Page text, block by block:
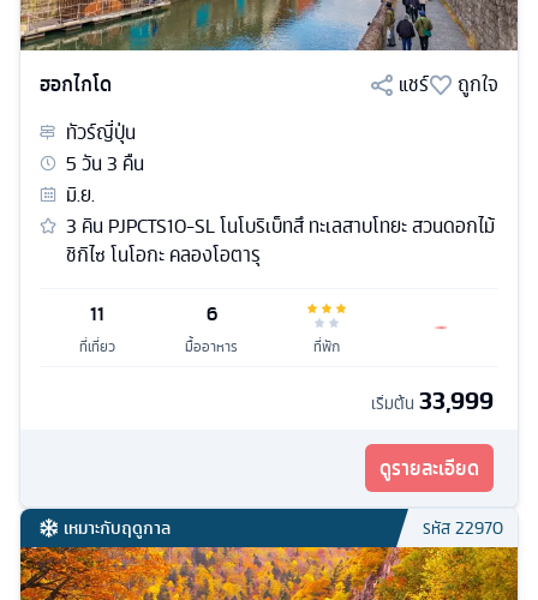
ฮอกไกโด แชร์
ถูกใจ
ทัวร์ญี่ปุ่น
5วัน3 คืน
มิ.ย.
3 คิน PJPCTS10-SL โนโบริเบ็ทสึ ทะเลสาบโทยะ สวนดอกไม้
ชิกิไซ โนโอกะ คลองโอตารุ
11
ที่เที่ยว
6
มื้ออาหาร ที่พัก
เริ่มต้น 33,999
ดูรายละเอียด
เหมาะกับฤดูกาล รหัส22970